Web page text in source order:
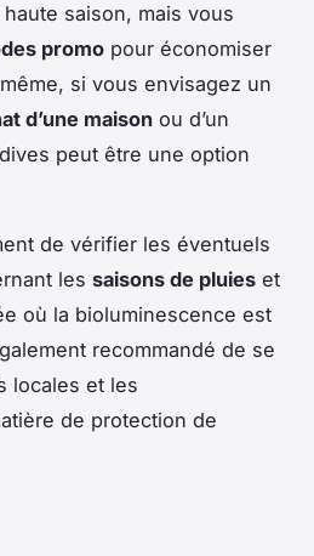
saison, mais vous
promo pour économiser
si vous envisagez un
d’une maison ou d’un
peut être une option
de vérifier les éventuels
les saisons de pluies et
où la bioluminescence est
recommandé de se
locales et les
de protection de